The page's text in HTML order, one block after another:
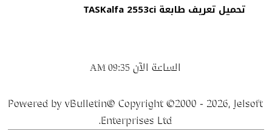
تحميل تعريف طابعة TASKalfa 2553ci
الساعة الآن 09:35 AM
Powered by vBulletin® Copyright ©2000 - 2026, Jelsoft
Enterprises Ltd.